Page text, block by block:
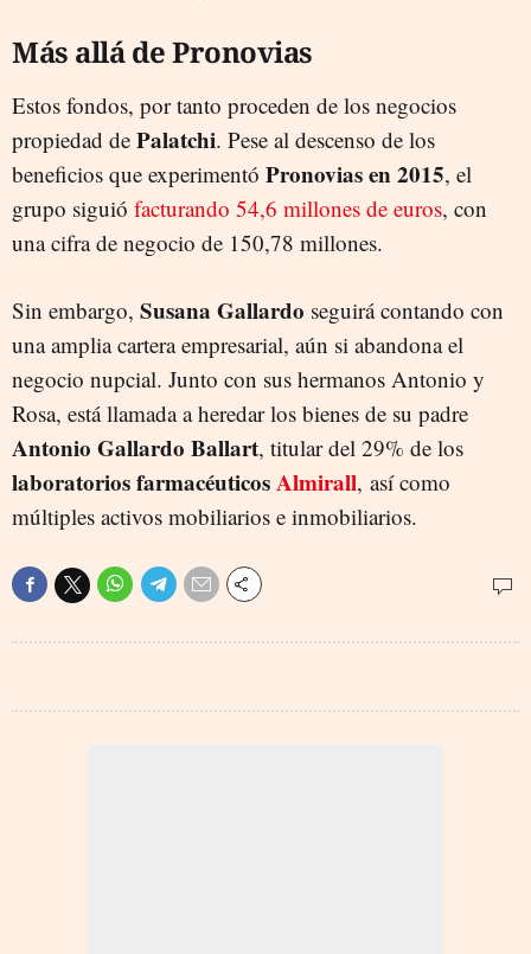
Más allá de Pronovias
Estos fondos, por tanto proceden de los negocios
propiedad de Palatchi. Pese al descenso de los
beneficios que experimentó Pronovias en 2015, el
grupo siguió facturando 54,6 millones de euros, con
una cifra de negocio de 150,78 millones.
Sin embargo, Susana Gallardo seguirá contando con
una amplia cartera empresarial, aún si abandona el
negocio nupcial. Junto con sus hermanos Antonio y
Rosa, está llamada a heredar los bienes de su padre
Antonio Gallardo Ballart, titular del 29% de los
laboratorios farmacéuticosAlmirall, así como
múltiples activos mobiliarios e inmobiliarios.